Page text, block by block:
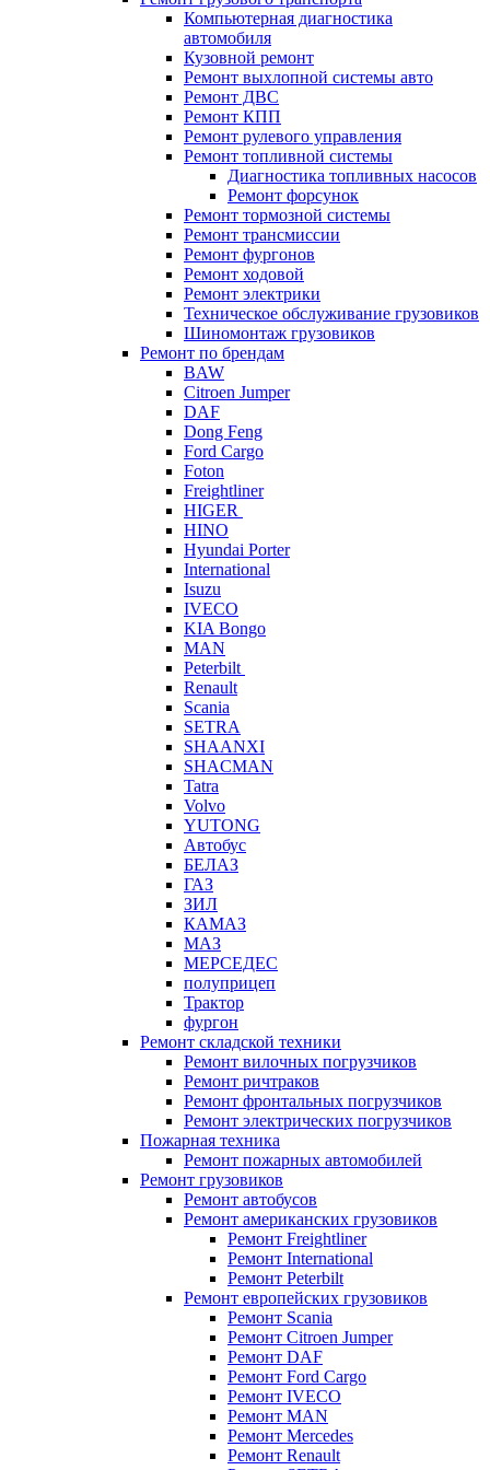
Компьютерная диагностика
автомобиля
Кузовной ремонт
Ремонт выхлопной системы авто
Ремонт ДВС
Ремонт КПП
Ремонт рулевого управления
Ремонт топливной системы
Диагностика топливных насосов
Ремонт форсунок
Ремонт тормозной системы
Ремонт трансмиссии
Ремонт фургонов
Ремонт ходовой
Ремонт электрики
Техническое обслуживание грузовиков
Шиномонтаж грузовиков
Ремонт по брендам
BAW
Citroen Jumper
DAF
Dong Feng
Ford Cargo
Foton
Freightliner
HIGER
HINO
Hyundai Porter
International
Isuzu
IVECO
KIA Bongo
MAN
Peterbilt
Renault
Scania
SETRA
SHAANXI
SHACMAN
Tatra
Volvo
YUTONG
Автобус
БЕЛАЗ
ГАЗ
ЗИЛ
КАМАЗ
МАЗ
МЕРСЕДЕС
полуприцеп
Трактор
фургон
Ремонт складской техники
Ремонт вилочных погрузчиков
Ремонт ричтраков
Ремонт фронтальных погрузчиков
Ремонт электрических погрузчиков
Пожарная техника
Ремонт пожарных автомобилей
Ремонт грузовиков
Ремонт автобусов
Ремонт американских грузовиков
Ремонт Freightliner
Ремонт International
Ремонт Peterbilt
Ремонт европейских грузовиков
Ремонт Scania
Ремонт Citroen Jumper
Ремонт DAF
Ремонт Ford Cargo
Ремонт IVECO
Ремонт MAN
Ремонт Mercedes
Ремонт Renault